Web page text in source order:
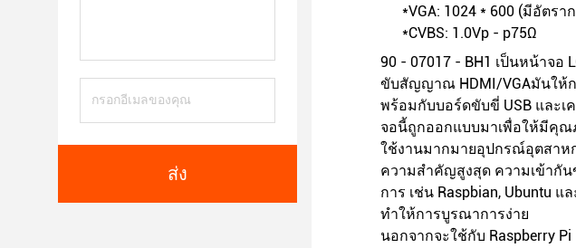
ส่ง
*VGA: 1024 * 600 (มีอัตรา
*CVBS: 1.0Vp - p75Ω
90 - 07017 - BH1 เป็นหน้าจ
ขับสัญญาณ HDMI/VGAมันให้
พร้อมกับบอร์ดขับขี่ USB และเ
จอนี้ถูกออกแบบมาเพื่อให้มีคุ
ใช้งานมากมายอุปกรณ์อุตสา
ความสําคัญสูงสุด ความเข้ากัน
การ เช่น Raspbian, Ubuntu
ทําให้การบูรณาการง่าย
นอกจากจะใช้กับ Raspberry